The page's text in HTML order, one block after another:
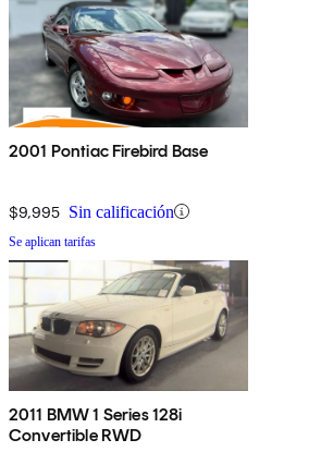
2001 Pontiac Firebird Base
$9,995 Sin calificación
Se aplican tarifas
2011 BMW 1 Series 128i
Convertible RWD